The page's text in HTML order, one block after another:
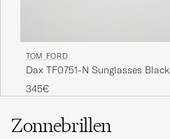
TOM FORD
Dax TF0751-N Sunglasses Black
345€
Zonnebrillen